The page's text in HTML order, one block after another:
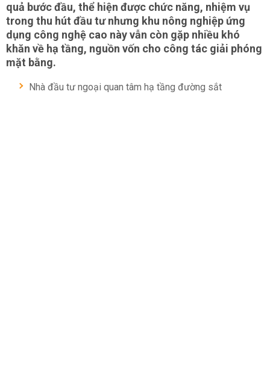
quả bước đầu, thể hiện được chức năng, nhiệm vụ
trong thu hút đầu tư nhưng khu nông nghiệp ứng
dụng công nghệ cao này vẫn còn gặp nhiều khó
khăn về hạ tầng, nguồn vốn cho công tác giải phóng
mặt bằng.
Nhà đầu tư ngoại quan tâm hạ tầng đường sắt